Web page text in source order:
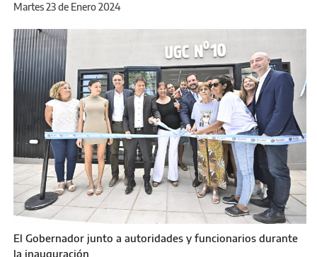
Martes 23 de Enero 2024
El Gobernador junto a autoridades y funcionarios durante
la inauguración